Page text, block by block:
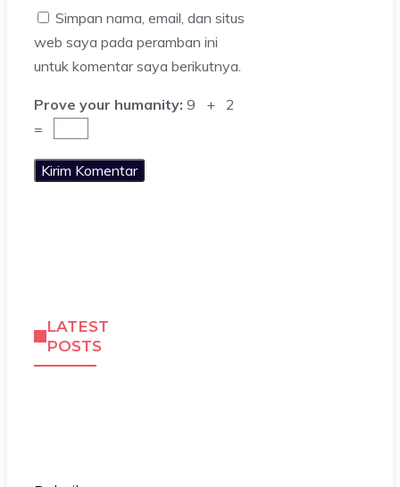
Simpan nama, email, dan situs
web saya pada peramban ini
untuk komentar saya berikutnya.
Prove your humanity: 9 + 2
=
LATEST
POSTS